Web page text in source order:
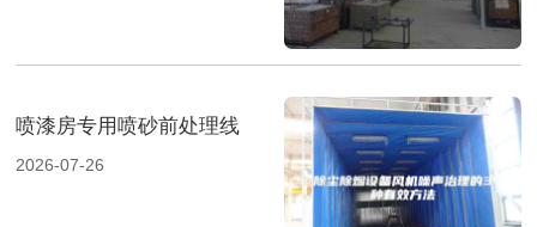
喷漆房专用喷砂前处理线
2026-07-26